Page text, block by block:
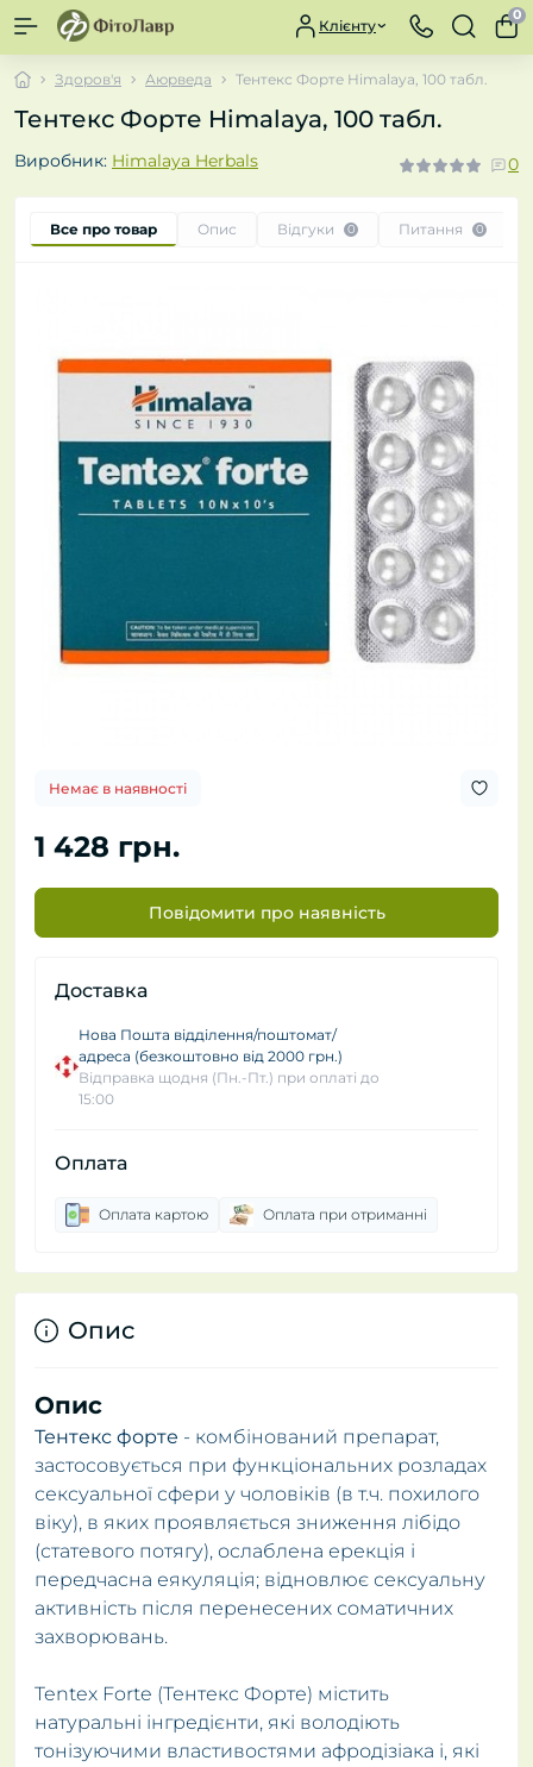
Клієнту
0
Здоров'я Аюрведа Тентекс Форте Himalaya, 100 табл.
Тентекс Форте Himalaya, 100 табл.
Виробник: Himalaya Herbals 0
Все про товар Опис Відгуки 0 Питання 0
Немає в наявності
1 428 грн.
Повідомити про наявність
Доставка
Нова Пошта відділення/поштомат/
адреса (безкоштовно від 2000 грн.)
Відправка щодня (Пн.-Пт.) при оплаті до
15:00
Оплата
Оплата картою Оплата при отриманні
Опис
Опис
Тентекс форте - комбінований препарат,
застосовується при функціональних розладах
сексуальної сфери у чоловіків (в т.ч. похилого
віку), в яких проявляється зниження лібідо
(статевого потягу), ослаблена ерекція і
передчасна еякуляція; відновлює сексуальну
активність після перенесених соматичних
захворювань.
Tentex Forte (Тентекс Форте) містить
натуральні інгредієнти, які володіють
тонізуючими властивостями афродізіака і, які